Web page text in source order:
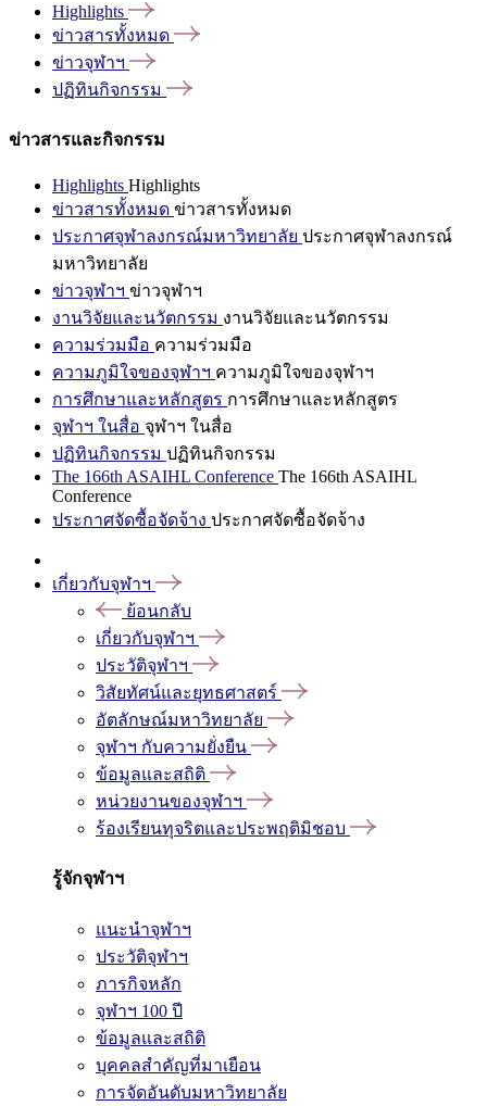
Highlights
ข่าวสารทั้งหมด
ข่าวจุฬาฯ
ปฏิทินกิจกรรม
ข่าวสารและกิจกรรม
Highlights Highlights
ข่าวสารทั้งหมด ข่าวสารทั้งหมด
ประกาศจุฬาลงกรณ์มหาวิทยาลัย ประกาศจุฬาลงกรณ์
มหาวิทยาลัย
ข่าวจุฬาฯ ข่าวจุฬาฯ
งานวิจัยและนวัตกรรม งานวิจัยและนวัตกรรม
ความร่วมมือ ความร่วมมือ
ความภูมิใจของจุฬาฯ ความภูมิใจของจุฬาฯ
การศึกษาและหลักสูตร การศึกษาและหลักสูตร
จุฬาฯ ในสื่อ จุฬาฯ ในสื่อ
ปฏิทินกิจกรรม ปฏิทินกิจกรรม
The 166th ASAIHL Conference The 166th ASAIHL
Conference
ประกาศจัดซื้อจัดจ้าง ประกาศจัดซื้อจัดจ้าง
เกี่ยวกับจุฬาฯ
ย้อนกลับ
เกี่ยวกับจุฬาฯ
ประวัติจุฬาฯ
วิสัยทัศน์และยุทธศาสตร์
อัตลักษณ์มหาวิทยาลัย
จุฬาฯ กับความยั่งยืน
ข้อมูลและสถิติ
หน่วยงานของจุฬาฯ
ร้องเรียนทุจริตและประพฤติมิชอบ
รู้จักจุฬาฯ
แนะนำจุฬาฯ
ประวัติจุฬาฯ
ภารกิจหลัก
จุฬาฯ 100 ปี
ข้อมูลและสถิติ
บุคคลสำคัญที่มาเยือน
การจัดอันดับมหาวิทยาลัย